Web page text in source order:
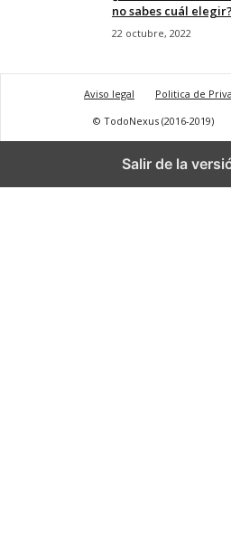
no sabes cuál elegir?
22 octubre, 2022
Aviso legal Politica de
© TodoNexus (2016-2019)
Salir de la